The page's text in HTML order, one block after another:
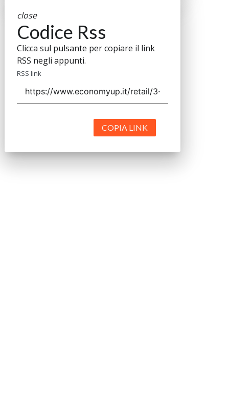
close
Codice Rss
Clicca sul pulsante per copiare il link
RSS negli appunti.
RSS link
COPIA LINK